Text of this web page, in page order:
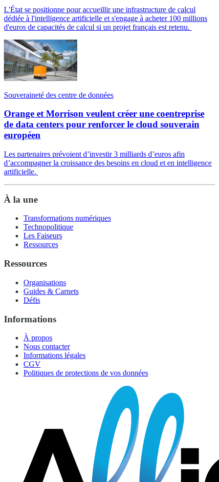
L'État se positionne pour accueillir une infrastructure de calcul
dédiée à l'intelligence artificielle et s'engage à acheter 100 millions
d'euros de capacités de calcul si un projet français est retenu.
Souveraineté des centre de données
Orange et Morrison veulent créer une coentreprise
de data centers pour renforcer le cloud souverain
européen
Les partenaires prévoient d’investir 3 milliards d’euros afin
d’accompagner la croissance des besoins en cloud et en intelligence
artificielle.
À la une
Transformations numériques
Technopolitique
Les Faiseurs
Ressources
Ressources
Organisations
Guides & Carnets
Défis
Informations
À propos
Nous contacter
Informations légales
CGV
Politiques de protections de vos données